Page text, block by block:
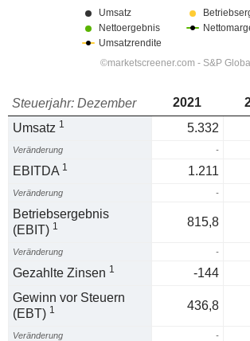
Steuerjahr: Dezember 2021
Umsatz 1 5.332
Veränderung -
EBITDA 1 1.211
Veränderung -
Betriebsergebnis
(EBIT) 1 815,8
Veränderung -
Gezahlte Zinsen 1 -144
Gewinn vor Steuern
(EBT) 1 436,8
Veränderung -